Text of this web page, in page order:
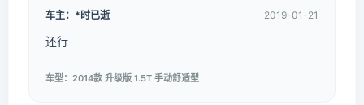
车主：*时已逝 2019-01-21
还行
车型：2014款 升级版 1.5T 手动舒适型